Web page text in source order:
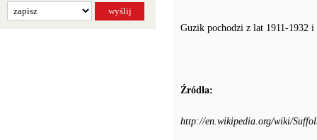
Guzik pochodzi z lat 1911-1932
Źródła:
http://en.wikipedia.org/wiki/